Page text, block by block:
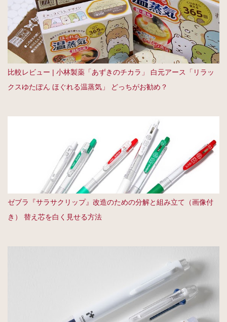
比較レビュー | 小林製薬「あずきのチカラ」 白元アース「リラッ
クスゆたぽん ほぐれる温蒸気」 どっちがお勧め？
ゼブラ『サラサクリップ』改造のための分解と組み立て（画像付
き） 替え芯を白く見せる方法